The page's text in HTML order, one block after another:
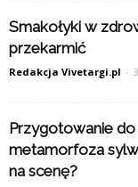
Smakołyki w
przekarmić
Redakcja Vivetargi.pl -
Przygotowanie
metamorfoza
na scenę?